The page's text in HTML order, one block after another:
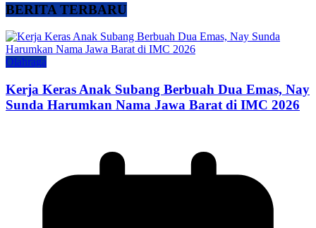
BERITA TERBARU
Olahraga
Kerja Keras Anak Subang Berbuah Dua Emas, Nay
Sunda Harumkan Nama Jawa Barat di IMC 2026